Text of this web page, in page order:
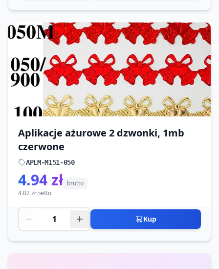
Aplikacje ażurowe 2 dzwonki, 1mb
czerwone
APLM-M151-050
4.94 zł brutto
4.02 zł netto
Kup